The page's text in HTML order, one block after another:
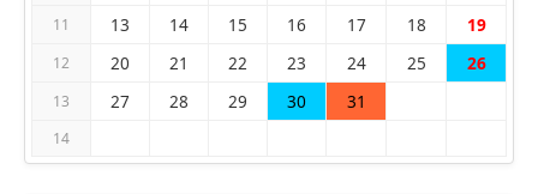
11 13 14 15 16 17 18 19
12 20 21 22 23 24 25 26
13 27 28 29 30 31
14